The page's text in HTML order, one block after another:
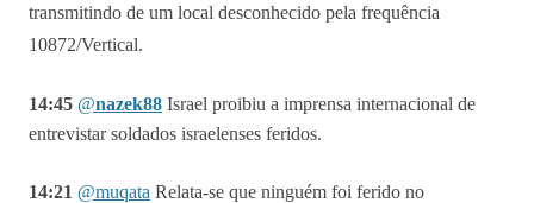
transmitindo de um local desconhecido pela frequência
10872/Vertical.
14:45 @nazek88 Israel proibiu a imprensa internacional de
entrevistar soldados israelenses feridos.
14:21 @muqata Relata-se que ninguém foi ferido no